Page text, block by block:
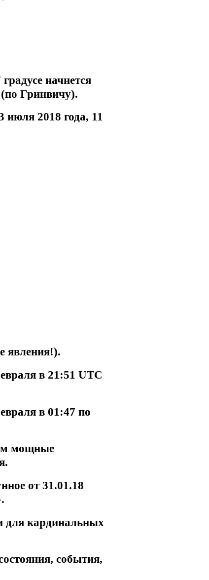
начнется
Гринвичу).
2018 года, 11
явления!).
в 21:51 UTC
в 01:47 по
мощные
от 31.01.18
для кардинальных
события,